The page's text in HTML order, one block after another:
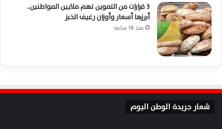
3 قرارات من التموين تهم ملايين المواطنين..
أبرزها أسعار وأوزان رغيف الخبز
منذ 18 ساعة
شعار جريدة الوطن اليوم